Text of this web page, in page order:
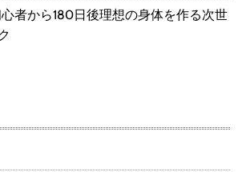
者から180日後理想の身体を作る次世